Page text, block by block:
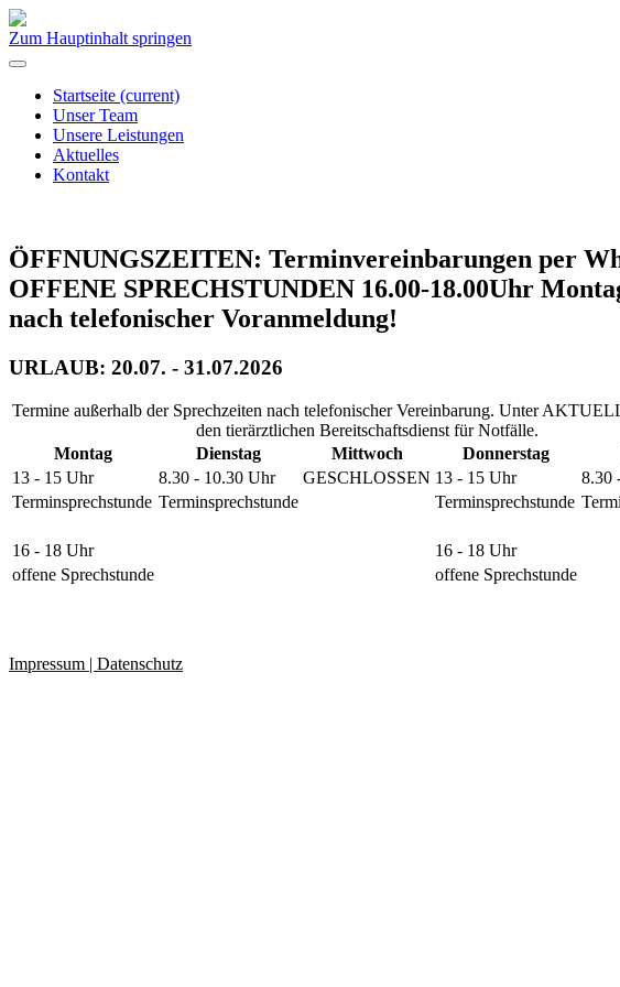
Zum Hauptinhalt springen
Startseite (current)
Unser Team
Unsere Leistungen
Aktuelles
Kontakt
ÖFFNUNGSZEITEN: Terminvereinbarungen per
OFFENE SPRECHSTUNDEN 16.00-18.00Uhr
nach telefonischer Voranmeldung!
URLAUB: 20.07. - 31.07.2026
Termine außerhalb der Sprechzeiten nach telefonischer Vereinbarung. Unter
den tierärztlichen Bereitschaftsdienst für Notfälle.
Montag
Dienstag Mittwoch Donnerstag
13 - 15 Uhr
8.30 - 10.30 Uhr GESCHLOSSEN 13 - 15 Uhr
8.30
Terminsprechstunde Terminsprechstunde Terminsprechstunde
16 - 18 Uhr
16 - 18 Uhr
offene Sprechstunde
offene Sprechstunde
Impressum | Datenschutz